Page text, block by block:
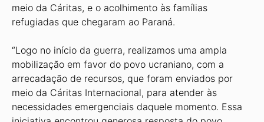
meio da Cáritas, e o acolhimento às famílias
refugiadas que chegaram ao Paraná.
“Logo no início da guerra, realizamos uma ampla
mobilização em favor do povo ucraniano, com a
arrecadação de recursos, que foram enviados por
meio da Cáritas Internacional, para atender às
necessidades emergenciais daquele momento. Essa